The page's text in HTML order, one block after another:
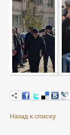
Назад к списку